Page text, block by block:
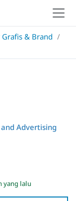
Grafis & Brand /
Advertising
yang lalu